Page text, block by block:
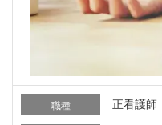
職種 正看護師